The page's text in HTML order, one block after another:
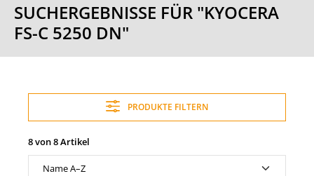
SUCHERGEBNISSE FÜR "KYOCERA
FS-C 5250 DN"
PRODUKTE FILTERN
8 von 8 Artikel